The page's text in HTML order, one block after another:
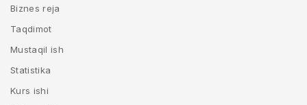
Biznes reja
Taqdimot
Mustaqil ish
Statistika
Kurs ishi